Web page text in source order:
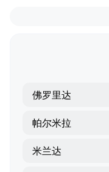
佛罗里达
帕尔米拉
米兰达